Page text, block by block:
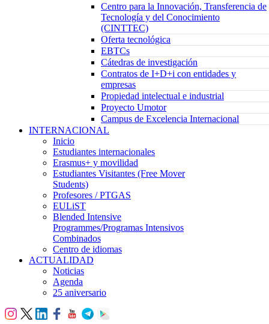
Centro para la Innovación, Transferencia de
Tecnología y del Conocimiento
(CINTTEC)
Oferta tecnológica
EBTCs
Cátedras de investigación
Contratos de I+D+i con entidades y
empresas
Propiedad intelectual e industrial
Proyecto Umotor
Campus de Excelencia Internacional
INTERNACIONAL
Inicio
Estudiantes internacionales
Erasmus+ y movilidad
Estudiantes Visitantes (Free Mover
Students)
Profesores / PTGAS
EULiST
Blended Intensive
Programmes/Programas Intensivos
Combinados
Centro de idiomas
ACTUALIDAD
Noticias
Agenda
25 aniversario